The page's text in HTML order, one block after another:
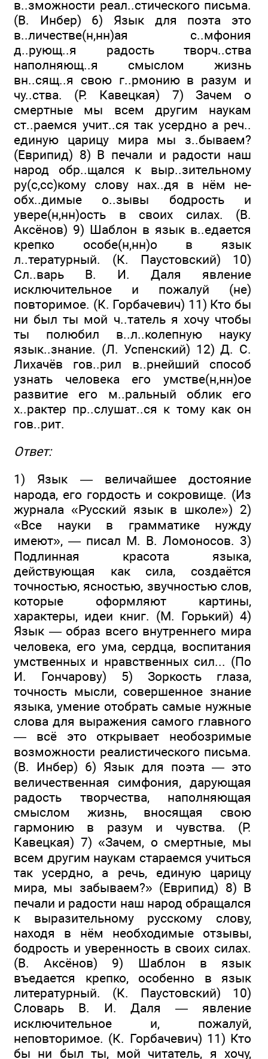
в..зможности ре­ал..стического письма.
(В. Инбер) 6) Язык для поэта это
в..личестве(н,нн)ая с..мфония
д..рующ..я радость творч..ства
наполняющ..я смыслом жизнь
вн..сящ..я свою г..рмонию в разум и
чу..ства. (Р. Кавецкая) 7) Зачем о
смертные мы всем другим наукам
ст..раемся учит..ся так усердно а реч..
единую царицу мира мы з..бываем?
(Еври­пид) 8) В печали и радости наш
народ обр..щался к выр..зительному
ру(с,сс)кому слову нах..дя в нём не­
обх..димые о..зывы бодрость и
увере(н,нн)ость в своих си­лах. (В.
Аксёнов) 9) Шаблон в язык в..едается
крепко особе(н,нн)о в язык
л..тературный. (К. Паустовский) 10)
Сл..варь В. И. Даля явление
исключительное и пожа­луй (не)
повторимое. (К. Горбачевич) 11) Кто бы
ни был ты мой ч..татель я хочу чтобы
ты полюбил в..л..колепную науку
язык..знание. (Л. Успенский) 12) Д. С.
Лихачёв гов..рил в..рнейший способ
узнать человека его умстве(н,нн)ое
развитие его м..ральный облик его
х..рактер пр..слушат..ся к тому как он
гов..рит.
Ответ:
1) Язык — величайшее достояние
народа, его гордость и сокровище. (Из
журнала «Русский язык в школе») 2)
«Все науки в грамматике нужду
имеют», — писал М. В. Ломо­носов. 3)
Подлинная красота языка,
действующая как сила, создаётся
точностью, ясностью, звучностью слов,
которые оформляют картины,
характеры, идеи книг. (М. Горький) 4)
Язык — образ всего внутреннего мира
че­ловека, его ума, сердца, воспитания
умственных и нравственных сил... (По
И. Гончарову) 5) Зоркость глаза,
точность мысли, совершенное знание
языка, умение отобрать самые нужные
слова для выражения самого главного
— всё это открывает необозримые
возможности реалистического письма.
(В. Инбер) 6) Язык для поэта — это
величественная симфония, дарующая
радость творчества, наполняющая
смыслом жизнь, вносящая свою
гармонию в разум и чувства. (Р.
Кавецкая) 7) «Зачем, о смертные, мы
всем другим наукам стараемся учиться
так усердно, а речь, единую царицу
мира, мы забываем?» (Еврипид) 8) В
печали и радости наш народ обращался
к выразительному русскому слову,
находя в нём не­обходимые отзывы,
бодрость и уверенность в своих си­лах.
(В. Аксёнов) 9) Шаблон в язык
въедается крепко, особенно в язык
литературный. (К. Паустовский) 10)
Словарь В. И. Даля — явление
исключительное и, пожа­луй,
неповторимое. (К. Горбачевич) 11) Кто
бы ни был ты, мой читатель, я хочу,